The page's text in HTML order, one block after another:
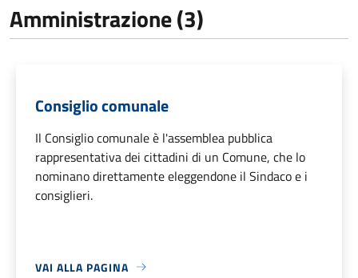
Amministrazione (3)
Consiglio comunale
Il Consiglio comunale è l'assemblea pubblica
rappresentativa dei cittadini di un Comune, che lo
nominano direttamente eleggendone il Sindaco e i
consiglieri.
VAI ALLA PAGINA